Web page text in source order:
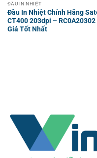
ĐẦU IN NHIỆT
Đầu In Nhiệt Chính Hãng
CT400 203dpi – RC0A20302
Giá Tốt Nhất